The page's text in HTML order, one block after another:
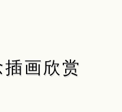
画欣赏